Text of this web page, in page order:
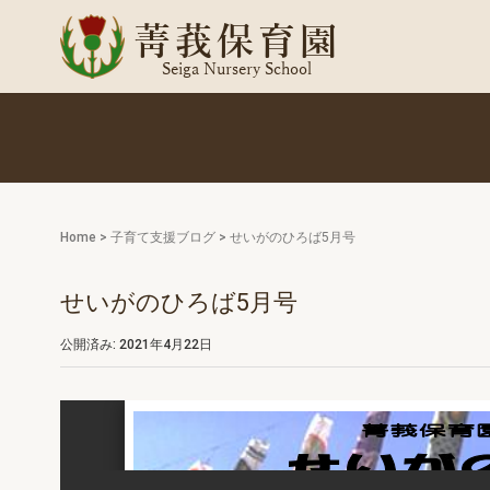
Home >子育て支援ブログ >せいがのひろば5月号
せいがのひろば5月号
公開済み: 2021年4月22日